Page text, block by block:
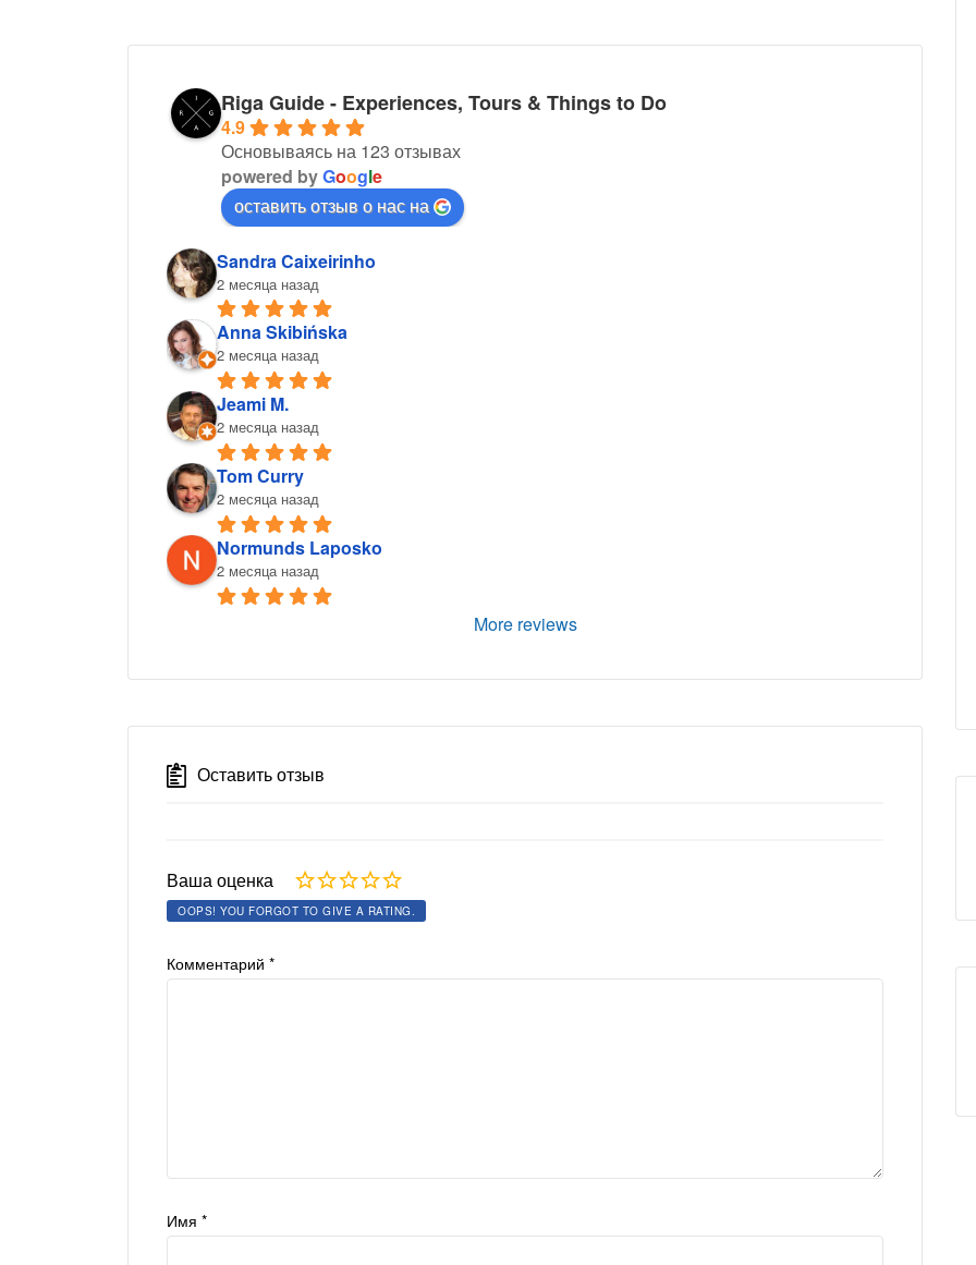
Riga Guide - Experiences, Tours & Things to Do
4.9
Основываясь на 123 отзывах
powered byGoogle
оставить отзыв о нас на
Sandra Caixeirinho
2 месяца назад
Anna Skibińska
2 месяца назад
Jeami M.
2 месяца назад
Tom Curry
2 месяца назад
Normunds Laposko
2 месяца назад
More reviews
Оставить отзыв
Ваша оценка
OOPS! YOU FORGOT TO GIVE A RATING.
Комментарий *
Имя *